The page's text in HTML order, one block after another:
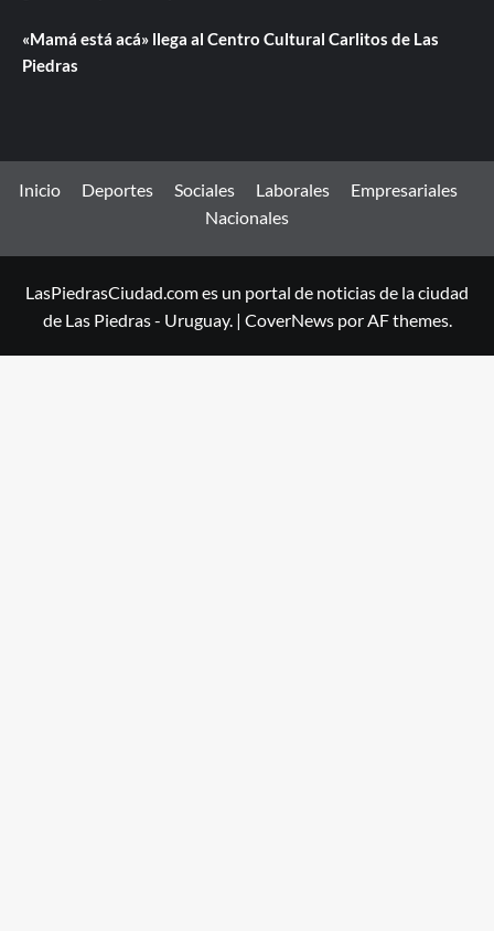
«Mamá está acá» llega al Centro Cultural Carlitos de Las
Piedras
Inicio Deportes Sociales Laborales
Empresariales
Nacionales
LasPiedrasCiudad.com es un portal de noticias de la ciudad
de Las Piedras - Uruguay. | CoverNewspor AF themes.